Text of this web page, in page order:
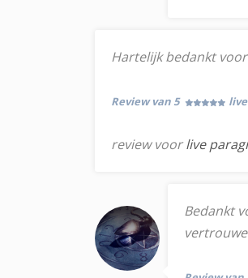
Hartelijk bedankt
Review van 5
review voorlive
Bedankt